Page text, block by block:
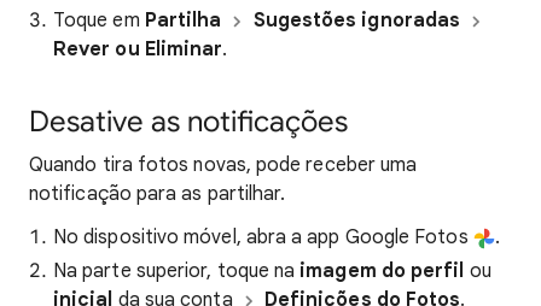
Toque em Partilha
Sugestões ignoradas
Rever ou Eliminar.
Desative as notificações
Quando tira fotos novas, pode receber uma
notificação para as partilhar.
No dispositivo móvel, abra a app Google Fotos
.
Na parte superior, toque na imagem do perfil ou
inicial da sua conta Definições do Fotos.